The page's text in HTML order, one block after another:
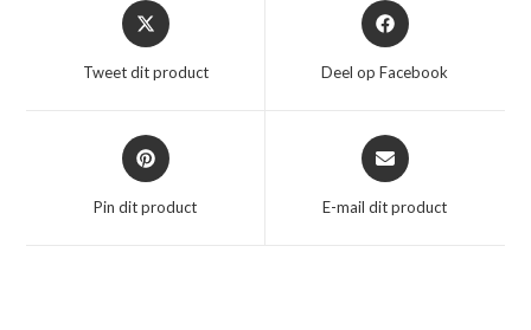
Opent
in
nieuw
Tweet dit product
Opent
in
nieuw
Deel op Facebook
Opent
in
nieuw
Pin dit product
Opent
in
nieuw
E-mail dit product